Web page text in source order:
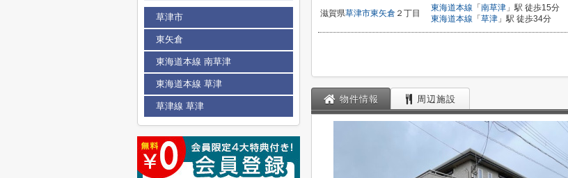
滋賀県草津市東矢倉 ２丁目
東海道本線 「 南草津 」駅 徒歩15分
東海道本線 「 草津 」駅 徒歩34分
物件情報 周辺施設
草津市
東矢倉
東海道本線 南草津
東海道本線 草津
草津線 草津